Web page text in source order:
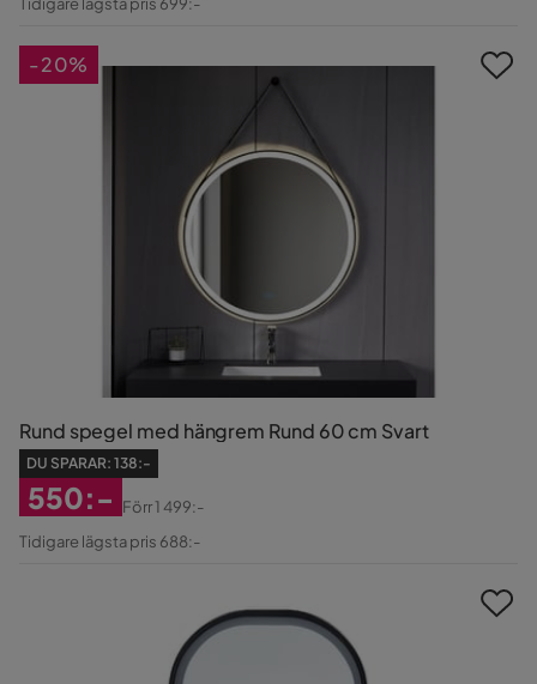
Rund spegel med hängrem Rund 60 cm Svart
DU SPARAR: 138:-
Rabatterat
550:-
Original
Förr1 499:-
Tidigare lägsta pris 688:-
-20%